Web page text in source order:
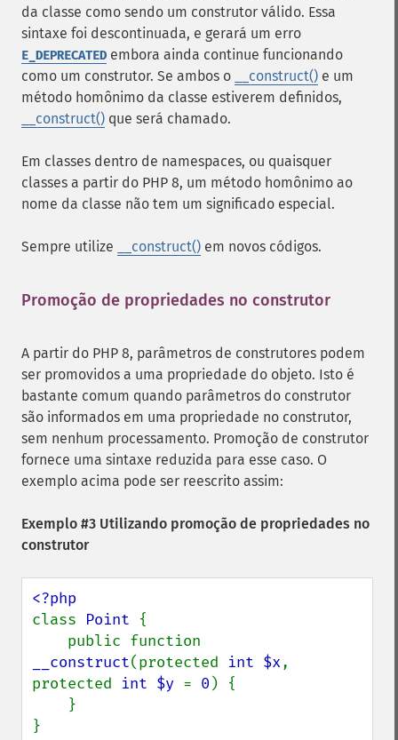
da classe como sendo um construtor válido. Essa
sintaxe foi descontinuada, e gerará um erro
E_DEPRECATED embora ainda continue funcionando
como um construtor. Se ambos o
__construct() e um
método homônimo da classe estiverem definidos,
__construct() que será chamado.
Em classes dentro de namespaces, ou quaisquer
classes a partir do PHP 8, um método homônimo ao
nome da classe não tem um significado especial.
Sempre utilize __construct() em novos códigos.
Promoção de propriedades no construtor
A partir do PHP 8, parâmetros de construtores podem
ser promovidos a uma propriedade do objeto. Isto é
bastante comum quando parâmetros do construtor
são informados em uma propriedade no construtor,
sem nenhum processamento. Promoção de construtor
fornece uma sintaxe reduzida para esse caso. O
exemplo acima pode ser reescrito assim:
Exemplo #3 Utilizando promoção de propriedades no
construtor
class Point {
__construct(protected int $x,
protected int $y = 0 ) {
}